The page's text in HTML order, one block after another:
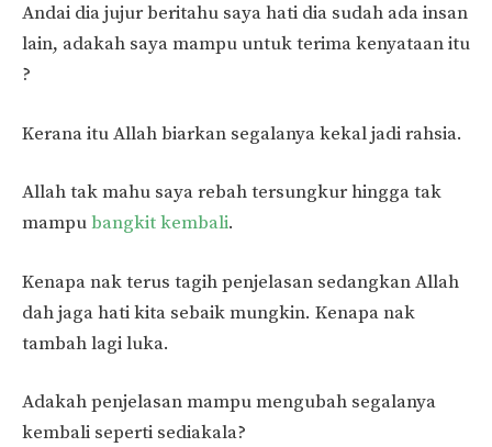
Andai dia jujur beritahu saya hati dia sudah ada insan
lain, adakah saya mampu untuk terima kenyataan itu
?
Kerana itu Allah biarkan segalanya kekal jadi rahsia.
Allah tak mahu saya rebah tersungkur hingga tak
mampubangkit kembali.
Kenapa nak terus tagih penjelasan sedangkan Allah
dah jaga hati kita sebaik mungkin. Kenapa nak
tambah lagi luka.
Adakah penjelasan mampu mengubah segalanya
kembali seperti sediakala?